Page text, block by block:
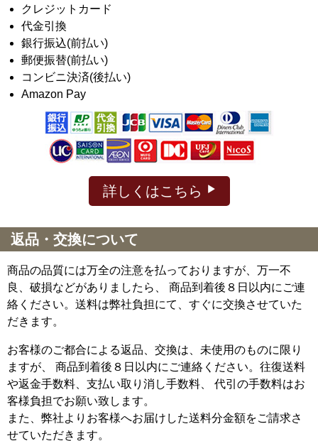
クレジットカード
代金引換
銀行振込(前払い)
郵便振替(前払い)
コンビニ決済(後払い)
Amazon Pay
詳しくはこちら
返品・交換について
商品の品質には万全の注意を払っておりますが、万一不
良、破損などがありましたら、 商品到着後８日以内にご連
絡ください。送料は弊社負担にて、すぐに交換させていた
だきます。
お客様のご都合による返品、交換は、未使用のものに限り
ますが、
商品到着後８日以内にご連絡ください。往復送料
や返金手数料、支払い取り消し手数料、 代引の手数料はお
客様負担でお願い致します。
また、弊社よりお客様へお届けした送料分金額をご請求さ
せていただきます。